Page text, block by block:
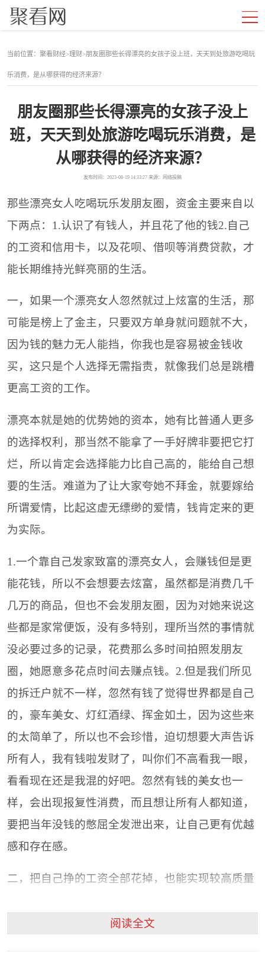
当前位置： 聚看财经>理财>朋友圈那些长得漂亮的女孩子没上班，天天到处旅游吃喝玩
乐消费，是从哪获得的经济来源？
朋友圈那些长得漂亮的女孩子没上
班，天天到处旅游吃喝玩乐消费，是
从哪获得的经济来源？
发布时间：2023-08-19 14:33:27 来源：网络投稿
那些漂亮女人吃喝玩乐发朋友圈，资金主要来自以
下两点：1.认识了有钱人，并且花了他的钱2.自己
的工资和信用卡，以及花呗、借呗等消费贷款，才
能长期维持光鲜亮丽的生活。
一，如果一个漂亮女人忽然就过上炫富的生活，那
可能是榜上了金主，只要双方单身就问题就不大，
因为钱的魅力无人能挡，你我也是容易被金钱收
买，这只是个人选择无需指责，就像我们总是跳槽
更高工资的工作。
漂亮本就是她的优势她的资本，她有比普通人更多
的选择权利，那当然不能拿了一手好牌非要把它打
烂，所以肯定会选择能力比自己高的，能给自己想
要的生活。难道为了让大家夸她不拜金，就要嫁给
所谓爱情，比起这虚无缥缈的爱情，钱肯定来的更
为实际。
1.一个靠自己发家致富的漂亮女人，会赚钱但是更
能花钱，所以不会想要去炫富，虽然都是消费几千
几万的商品，但也不会发朋友圈，因为对她来说这
些都是家常便饭，没有多特别，理所当然的事情就
没必要过多的记录，花费那么多时间拍照发朋友
圈，她愿意多花点时间去赚点钱。2.但是我们所见
的拆迁户就不一样，忽然有钱了觉得世界都是自己
的，豪车美女、灯红酒绿、挥金如土，因为这些来
的太简单了，所以也不会珍惜，迫切想要大声告诉
所有人，我有钱啦发财了，叫你们不高看我一眼，
看看现在还是我混的好吧。忽然有钱的美女也一
样，会出现报复性消费，而且想让所有人都知道，
要把当年没钱的憋屈全发泄出来，让自己更有优越
感和存在感。
二，把自己挣的工资全部花掉，也能实现较高质量
款，这样你就知道为什么有那么多月光族，以及支
阅读全文